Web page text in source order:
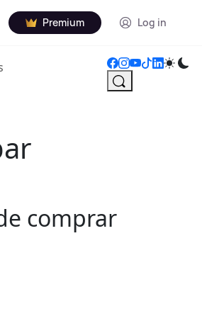
Premium Log in
comprar